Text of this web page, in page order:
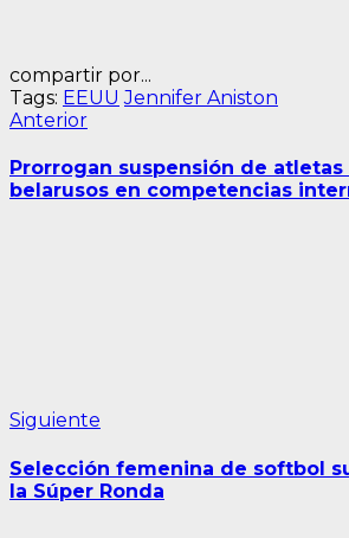
compartir por...
Tags: EEUU Jennifer Aniston
Navegación
de
entradas
AnteriorEntrada
Prorrogan suspensión de atletas
belarusos en competencias
Siguiente
Selección femenina de softbol
la Súper Ronda